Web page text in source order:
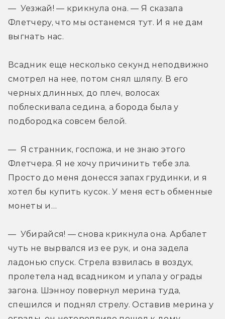
— Уезжай! — крикнула она. — Я сказала
Флетчеру, что мы останемся тут. И я не дам
выгнать нас.
Всадник еще несколько секунд неподвижно
смотрел на нее, потом снял шляпу. В его
черных длинных, до плеч, волосах
поблескивала седина, а борода была у
подбородка совсем белой.
— Я странник, госпожа, и не знаю этого
Флетчера. Я не хочу причинить тебе зла.
Просто до меня донесся запах грудинки, и я
хотел бы купить кусок. У меня есть обменные
монеты и…
— Убирайся! — снова крикнула она. Арбалет
чуть не вырвался из ее рук, и она задела
ладонью спуск. Стрела взвилась в воздух,
пролетела над всадником и упала у ограды
загона. Шэнноу повернул мерина туда,
спешился и поднял стрелу. Оставив мерина у